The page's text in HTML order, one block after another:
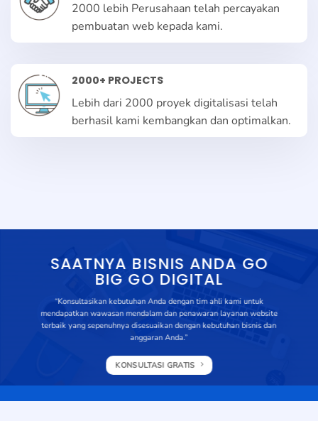
2000 lebih Perusahaan telah percayakan
pembuatan web kepada kami.
2000+ PROJECTS
Lebih dari 2000 proyek digitalisasi telah
berhasil kami kembangkan dan optimalkan.
SAATNYA BISNIS ANDA GO
BIG GO DIGITAL
“Konsultasikan kebutuhan Anda dengan tim ahli kami untuk
mendapatkan wawasan mendalam dan penawaran layanan website
terbaik yang sepenuhnya disesuaikan dengan kebutuhan bisnis dan
anggaran Anda.”
KONSULTASI GRATIS